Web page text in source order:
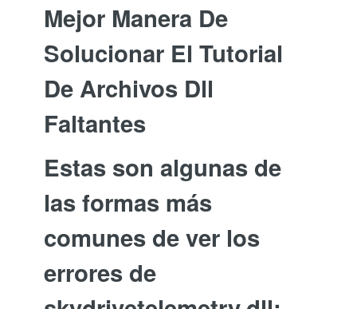
Mejor Manera De
Solucionar El Tutorial
De Archivos Dll
Faltantes
Estas son algunas de
las formas más
comunes de ver los
errores de